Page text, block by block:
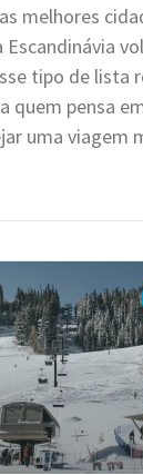
melhores
Escandinávia
tipo de lista
quem pensa
uma viagem